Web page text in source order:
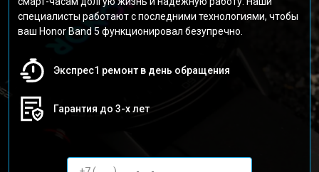
специалисты работают с последними технологиями, чтобы
ваш Honor Band 5 функционировал безупречно.
Экспрес1 ремонт в день обращения
Гарантия до 3-х лет